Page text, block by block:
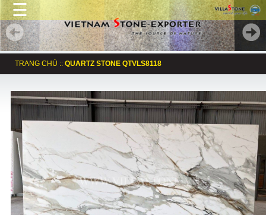
☰
TRANG CHỦ :: QUARTZ STONE QTVLS8118